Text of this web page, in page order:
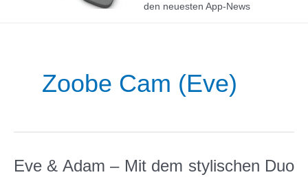
den neuesten App-News
Zoobe Cam (Eve)
Eve & Adam – Mit dem stylischen Duo